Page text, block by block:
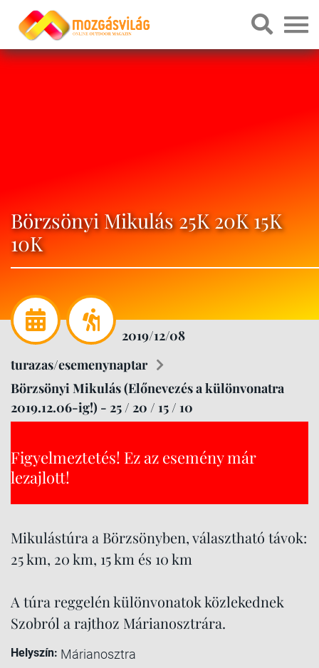
Börzsönyi Mikulás 25K 20K 15K
10K
2019/12/08
turazas/esemenynaptar
Börzsönyi Mikulás (Előnevezés a különvonatra
2019.12.06-ig!) - 25 / 20 / 15 / 10
Figyelmeztetés! Ez az esemény már
lezajlott!
Mikulástúra a Börzsönyben, választható távok:
25 km, 20 km, 15 km és 10 km
A túra reggelén különvonatok közlekednek
Szobról a rajthoz Márianosztrára.
Helyszín: Márianosztra